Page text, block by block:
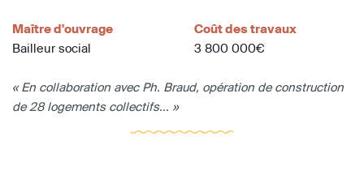
Maître d'ouvrage
Bailleur social
Coût des travaux
3 800 000€
« En collaboration avec Ph. Braud, opération de construction
de 28 logements collectifs... »